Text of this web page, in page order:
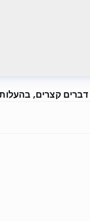
דברים קצרים,